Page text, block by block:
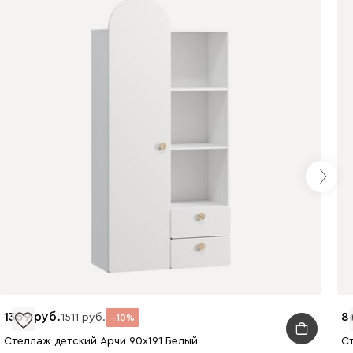
1359 1511 10
Стеллаж детский Арчи 90x191 Белый